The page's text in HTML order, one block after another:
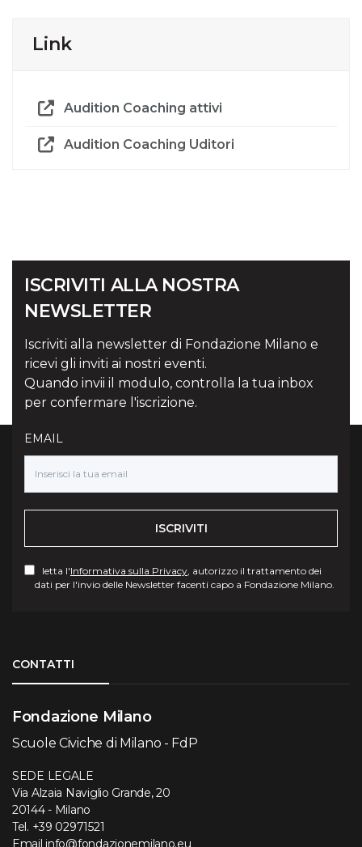
Link
Audition Coaching attivi
Audition Coaching Uditori
ISCRIVITI ALLA NOSTRA
NEWSLETTER
Iscriviti alla newsletter di Fondazione Milano e
ricevi gli inviti ai nostri eventi.
Quando invii il modulo, controlla la tua inbox
per confermare l'iscrizione.
EMAIL
ISCRIVITI
letta l'Informativa sulla Privacy , autorizzo il trattamento dei
dati per l'invio delle Newsletter facenti capo a Fondazione Milano.
CONTATTI
Fondazione Milano
Scuole Civiche di Milano - FdP
SEDE LEGALE
Via Alzaia Naviglio Grande, 20
20144 - Milano
Tel. +39 02971521
Email info@fondazionemilano.eu